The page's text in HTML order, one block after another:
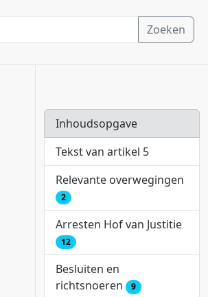
Zoeken
Inhoudsopgave
Tekst van artikel 5
Relevante overwegingen
2
Arresten Hof van Justitie
12
Besluiten en
richtsnoeren
9